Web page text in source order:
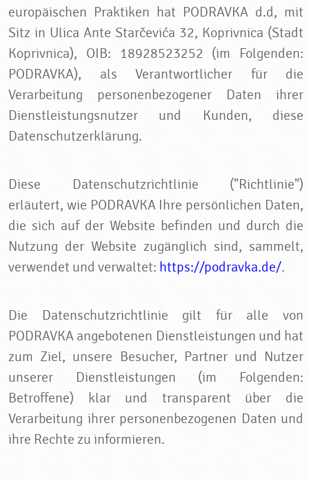
europäischen Praktiken hat PODRAVKA d.d, mit
Sitz in Ulica Ante Starčevića 32, Koprivnica (Stadt
Koprivnica), OIB: 18928523252 (im Folgenden:
PODRAVKA), als Verantwortlicher für die
Verarbeitung personenbezogener Daten ihrer
Dienstleistungsnutzer und Kunden, diese
Datenschutzerklärung.
Diese Datenschutzrichtlinie ("Richtlinie")
erläutert, wie PODRAVKA Ihre persönlichen Daten,
die sich auf der Website befinden und durch die
Nutzung der Website zugänglich sind, sammelt,
verwendet und verwaltet: https://podravka.de/.
Die Datenschutzrichtlinie gilt für alle von
PODRAVKA angebotenen Dienstleistungen und hat
zum Ziel, unsere Besucher, Partner und Nutzer
unserer Dienstleistungen (im Folgenden:
Betroffene) klar und transparent über die
Verarbeitung ihrer personenbezogenen Daten und
ihre Rechte zu informieren.